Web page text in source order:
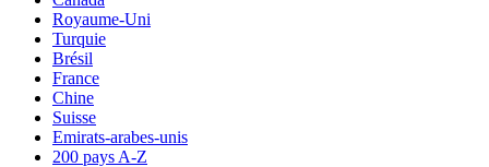
Royaume-Uni
Turquie
Brésil
France
Chine
Suisse
Emirats-arabes-unis
200 pays A-Z